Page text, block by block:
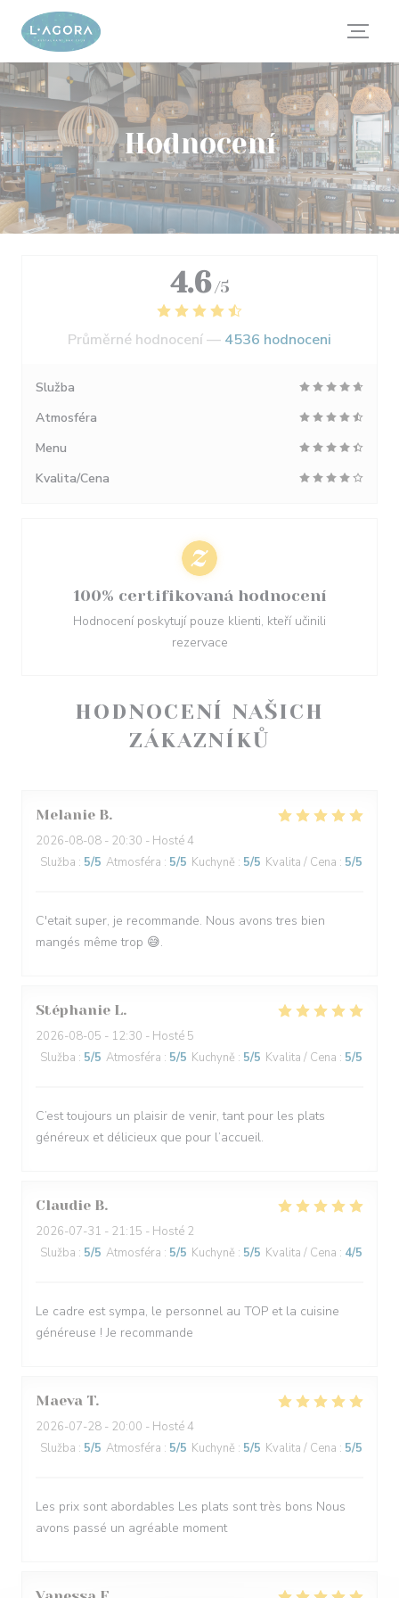
Panel pro správu cookies
Hodnocení
HODNOCENÍ NAŠICH
ZÁKAZNÍKŮ
Melanie B
2026-08-08 - 20:30 - Hosté 4
Služba : 5/5 Atmosféra : 5/5 Kuchyně : 5/5 Kvalita / Cena : 5/5
C'etait super, je recommande. Nous avons tres bien
mangés même trop 😅.
Stéphanie L
2026-08-05 - 12:30 - Hosté 5
Služba : 5/5 Atmosféra : 5/5 Kuchyně : 5/5 Kvalita / Cena : 5/5
C’est toujours un plaisir de venir, tant pour les plats
généreux et délicieux que pour l’accueil.
Claudie B
2026-07-31 - 21:15 - Hosté 2
Služba : 5/5 Atmosféra : 5/5 Kuchyně : 5/5 Kvalita / Cena : 4/5
Le cadre est sympa, le personnel au TOP et la cuisine
généreuse ! Je recommande
Maeva T
2026-07-28 - 20:00 - Hosté 4
Služba : 5/5 Atmosféra : 5/5 Kuchyně : 5/5 Kvalita / Cena : 5/5
Les prix sont abordables Les plats sont très bons Nous
avons passé un agréable moment
4.6 /5
Průměrné hodnocení — 4536 hodnoceni
Služba
Atmosféra
Menu
Kvalita/Cena
100% certifikovaná hodnocení
Hodnocení poskytují pouze klienti, kteří učinili
rezervace